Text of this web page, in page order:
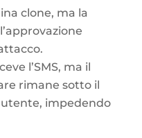
clone, ma la
l’SMS, ma il
rimane sotto il
impedendo